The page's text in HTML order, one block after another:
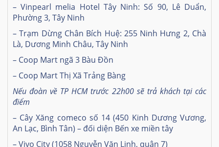
–Vinpearl melia Hotel Tây Ninh: Số 90, Lê Duẩn,
Phường 3, Tây Ninh
–Trạm Dừng Chân Bích Huệ: 255 Ninh Hưng 2, Chà
Là, Dương Minh Châu, Tây Ninh
– Coop Mart ngã 3 Bàu Đồn
– Coop Mart Thị Xã Trảng Bàng
Nếu đoàn về TP HCM trước 22h00 sẽ trả khách tại các
điểm
– Cây Xăng comeco số 14 (450 Kinh Dương Vương,
An Lạc, Bình Tân) – đối diện Bến xe miền tây
– Vivo City (1058 Nguyễn Văn Linh, quận 7)